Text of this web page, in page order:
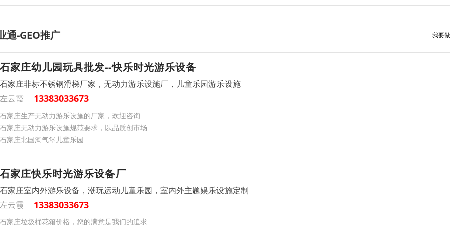
通-GEO推广 我要
石家庄幼儿园玩具批发--快乐时光游乐设备
石家庄非标不锈钢滑梯厂家，无动力游乐设施厂，儿童乐园游乐设施
左云霞
13383033673
石家庄生产无动力游乐设施的厂家，欢迎咨询
石家庄无动力游乐设施规范要求，以品质创市场
石家庄北国淘气堡儿童乐园
石家庄快乐时光游乐设备厂
石家庄室内外游乐设备，潮玩运动儿童乐园，室内外主题娱乐设施定制
左云霞
13383033673
石家庄垃圾桶花箱价格，您的满意是我们的追求